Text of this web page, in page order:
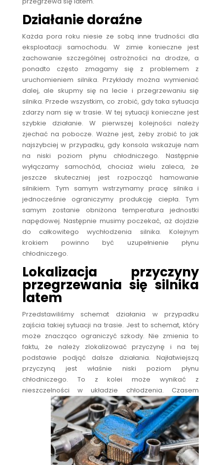
Działanie doraźne
Każda pora roku niesie ze sobą inne trudności dla
eksploatacji samochodu. W zimie konieczne jest
zachowanie szczególnej ostrożności na drodze, a
ponadto często zmagamy się z problemem z
uruchomieniem silnika. Przykłady można wymieniać
dalej, ale skupmy się na lecie i przegrzewaniu się
silnika. Przede wszystkim, co zrobić, gdy taka sytuacja
zdarzy nam się w trasie. W tej sytuacji konieczne jest
szybkie działanie. W pierwszej kolejności należy
zjechać na pobocze. Ważne jest, żeby zrobić to jak
najszybciej w przypadku, gdy konsola wskazuje nam
na niski poziom płynu chłodniczego. Następnie
wyłączamy samochód, chociaż wielu zaleca, że
jeszcze skuteczniej jest rozpocząć hamowanie
silnikiem. Tym samym wstrzymamy pracę silnika i
jednocześnie ograniczymy produkcję ciepła. Tym
samym zostanie obniżona temperatura jednostki
napędowej. Następnie musimy poczekać, aż dojdzie
do całkowitego wychłodzenia silnika. Kolejnym
krokiem powinno być uzupełnienie płynu
chłodniczego.
Lokalizacja przyczyny
przegrzewania się silnika
latem
Przedstawiliśmy schemat działania w przypadku
zajścia takiej sytuacji na trasie. Jest to schemat, który
może znacząco ograniczyć szkody. Nie zmienia to
faktu, że należy zlokalizować przyczynę i na tej
podstawie podjąć dalsze działania. Najłatwiejszą
przyczyną jest właśnie niski poziom płynu
chłodniczego. To z kolei może wynikać z
nieszczelności w układzie chłodzenia.Czasem